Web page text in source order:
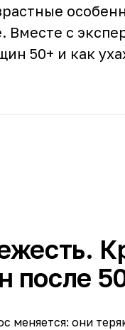
Вместе с
50+ и как
после
меняется: они